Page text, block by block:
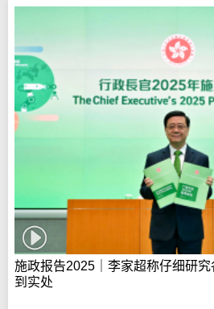
施政报告2025｜李家超称仔细研
到实处